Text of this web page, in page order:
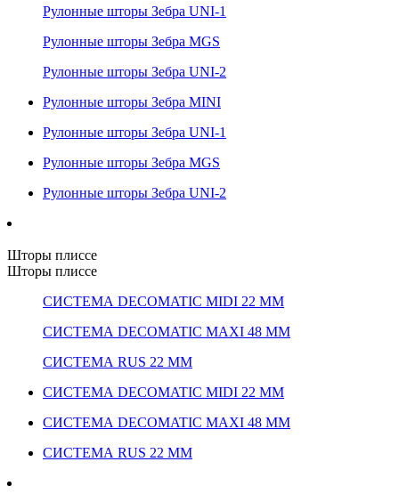
Рулонные шторы Зебра UNI-1
Рулонные шторы Зебра MGS
Рулонные шторы Зебра UNI-2
Рулонные шторы Зебра MINI
Рулонные шторы Зебра UNI-1
Рулонные шторы Зебра MGS
Рулонные шторы Зебра UNI-2
Шторы плиссе
Шторы плиссе
СИСТЕМА DECOMATIC MIDI 22 ММ
СИСТЕМА DECOMATIC MAXI 48 ММ
СИСТЕМА RUS 22 ММ
СИСТЕМА DECOMATIC MIDI 22 ММ
СИСТЕМА DECOMATIC MAXI 48 ММ
СИСТЕМА RUS 22 ММ